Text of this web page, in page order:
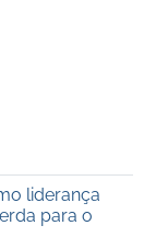
liderança
para o